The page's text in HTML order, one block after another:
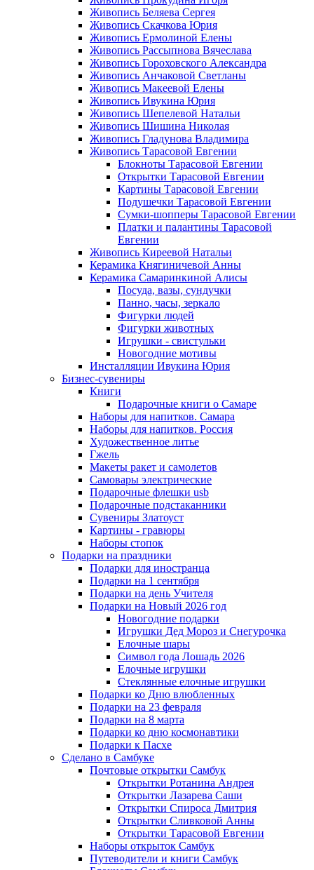
Живопись Беляева Сергея
Живопись Скачкова Юрия
Живопись Ермолиной Елены
Живопись Рассыпнова Вячеслава
Живопись Гороховского Александра
Живопись Анчаковой Светланы
Живопись Макеевой Елены
Живопись Ивукина Юрия
Живопись Шепелевой Натальи
Живопись Шишина Николая
Живопись Гладунова Владимира
Живопись Тарасовой Евгении
Блокноты Тарасовой Евгении
Открытки Тарасовой Евгении
Картины Тарасовой Евгении
Подушечки Тарасовой Евгении
Сумки-шопперы Тарасовой Евгении
Платки и палантины Тарасовой
Евгении
Живопись Киреевой Натальи
Керамика Княгиничевой Анны
Керамика Самаринкиной Алисы
Посуда, вазы, сундучки
Панно, часы, зеркало
Фигурки людей
Фигурки животных
Игрушки - свистульки
Новогодние мотивы
Инсталляции Ивукина Юрия
Бизнес-сувениры
Книги
Подарочные книги о Самаре
Наборы для напитков. Самара
Наборы для напитков. Россия
Художественное литье
Гжель
Макеты ракет и самолетов
Самовары электрические
Подарочные флешки usb
Подарочные подстаканники
Сувениры Златоуст
Картины - гравюры
Наборы стопок
Подарки на праздники
Подарки для иностранца
Подарки на 1 сентября
Подарки на день Учителя
Подарки на Новый 2026 год
Новогодние подарки
Игрушки Дед Мороз и Снегурочка
Елочные шары
Символ года Лошадь 2026
Елочные игрушки
Стеклянные елочные игрушки
Подарки ко Дню влюбленных
Подарки на 23 февраля
Подарки на 8 марта
Подарки ко дню космонавтики
Подарки к Пасхе
Сделано в Самбуке
Почтовые открытки Самбук
Открытки Ротанина Андрея
Открытки Лазарева Саши
Открытки Спироса Дмитрия
Открытки Сливковой Анны
Открытки Тарасовой Евгении
Наборы открыток Самбук
Путеводители и книги Самбук